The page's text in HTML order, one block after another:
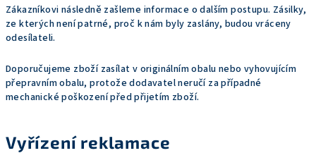
Zákazníkovi následně zašleme informace o dalším postupu. Zásilky,
ze kterých není patrné, proč k nám byly zaslány, budou vráceny
odesílateli.
Doporučujeme zboží zasílat v originálním obalu nebo vyhovujícím
přepravním obalu, protože dodavatel neručí za případné
mechanické poškození před přijetím zboží.
Vyřízení reklamace